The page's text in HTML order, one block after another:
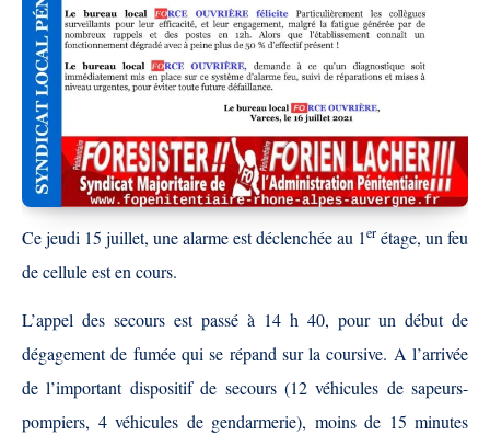
Ce jeudi 15 juillet, une alarme est déclenchée au 1er étage, un feu
de cellule est en cours.
L’appel des secours est passé à 14 h 40, pour un début de
dégagement de fumée qui se répand sur la coursive. A l’arrivée
de l’important dispositif de secours (12 véhicules de sapeurs-
pompiers, 4 véhicules de gendarmerie), moins de 15 minutes